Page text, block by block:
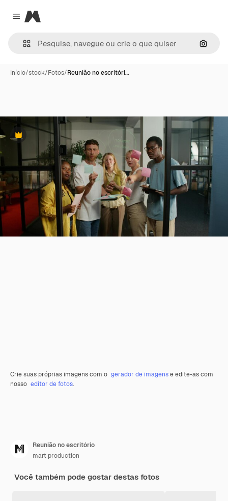
Close menu
Magnific
Início/stock/Fotos/Reunião no escritóri…
Premium
Crie suas próprias imagens com o gerador de imagense edite-as com
nosso editor de fotos.
Reunião no escritório
mart production
Você também pode gostar destas fotos